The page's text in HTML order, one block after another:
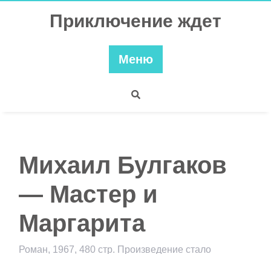
Приключение ждет
Меню
Михаил Булгаков
— Мастер и
Маргарита
Роман, 1967, 480 стр. Произведение стало